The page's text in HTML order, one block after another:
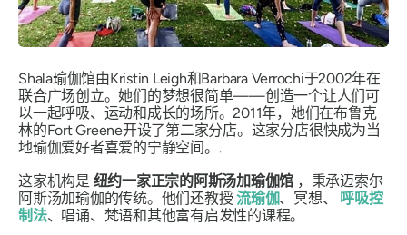
Shala瑜伽馆由Kristin Leigh和Barbara Verrochi于2002年在
联合广场创立。她们的梦想很简单——创造一个让人们可
以一起呼吸、运动和成长的场所。2011年，她们在布鲁克
林的Fort Greene开设了第二家分店。这家分店很快成为当
地瑜伽爱好者喜爱的宁静空间。.
这家机构是 纽约一家正宗的阿斯汤加瑜伽馆 ，秉承迈索尔
阿斯汤加瑜伽的传统。他们还教授流瑜伽、冥想、 呼吸控
制法、唱诵、梵语和其他富有启发性的课程。